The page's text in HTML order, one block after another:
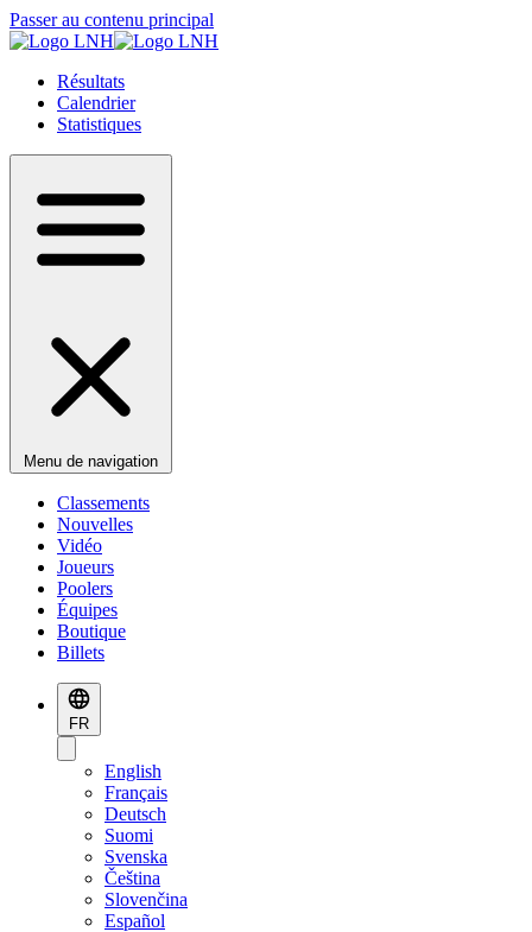
Passer au contenu principal
Résultats
Calendrier
Statistiques
Menu de navigation
Classements
Nouvelles
Vidéo
Joueurs
Poolers
Équipes
Boutique
Billets
FR
English
Français
Deutsch
Suomi
Svenska
Čeština
Slovenčina
Español